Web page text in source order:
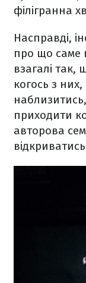
філігранна
Насправді,
про що саме
взагалі
когось з
приходити
авторова